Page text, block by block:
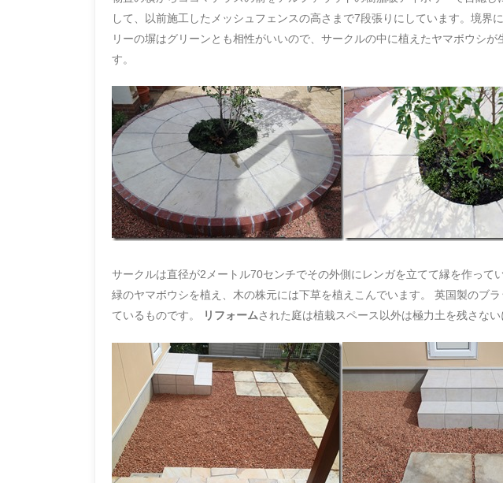
して、以前施工したメッシュフェンスの高さまで7段張りにしています。境
リーの塀はグリーンとも相性がいいので、サークルの中に植えたヤマボウシ
す。
サークルは直径が2メートル70センチでその外側にレンガを立てて縁を作っ
緑のヤマボウシを植え、木の株元には下草を植えこんでいます。 英国製のブ
ているものです。
リフォームされた庭は植栽スペース以外は極力土を残さな